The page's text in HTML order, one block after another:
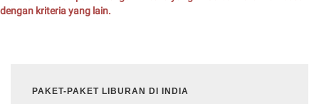
dengan kriteria yang lain.
PAKET-PAKET LIBURAN DI INDIA